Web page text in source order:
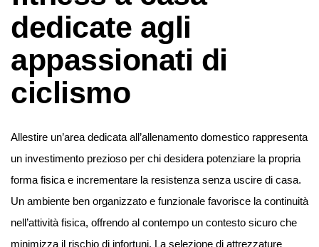
dedicate agli
appassionati di
ciclismo
Allestire un’area dedicata all’allenamento domestico rappresenta
un investimento prezioso per chi desidera potenziare la propria
forma fisica e incrementare la resistenza senza uscire di casa.
Un ambiente ben organizzato e funzionale favorisce la continuità
nell’attività fisica, offrendo al contempo un contesto sicuro che
minimizza il rischio di infortuni. La selezione di attrezzature